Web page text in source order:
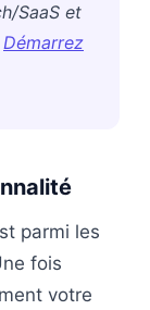
SaaS et
Démarrez
parmi les
fois
votre